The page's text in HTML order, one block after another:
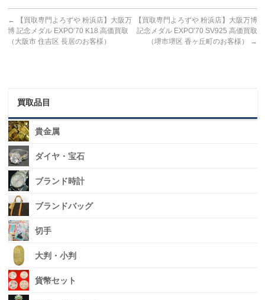
←
【買取専門よろずや 粉浜店】大阪万
博 記念メダル EXPO’70 K18 高価買取
（大阪市 住吉区 長居のお客様）
【買取専門よろずや 粉浜店】大阪万博
記念メダル EXPO’70 SV925 高価買取
（堺市堺区 香ヶ丘町のお客様）
→
買取品目
貴金属
ダイヤ・宝石
ブランド時計
ブランドバッグ
切手
大判・小判
貨幣セット